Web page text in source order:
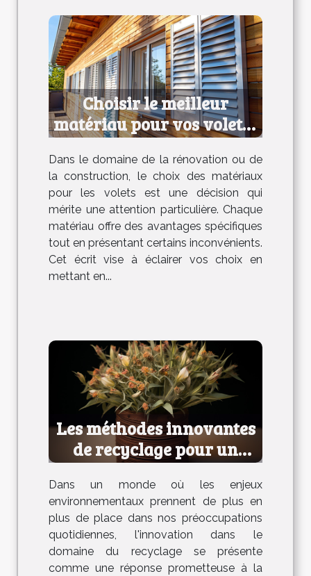
Choisir le meilleur
matériau pour vos volets :
avantages et
inconvénients
Dans le domaine de la rénovation ou de
la construction, le choix des matériaux
pour les volets est une décision qui
mérite une attention particulière. Chaque
matériau offre des avantages spécifiques
tout en présentant certains inconvénients.
Cet écrit vise à éclairer vos choix en
mettant en...
Les méthodes innovantes
de recyclage pour un
avenir durable
Dans un monde où les enjeux
environnementaux prennent de plus en
plus de place dans nos préoccupations
quotidiennes, l'innovation dans le
domaine du recyclage se présente
comme une réponse prometteuse à la